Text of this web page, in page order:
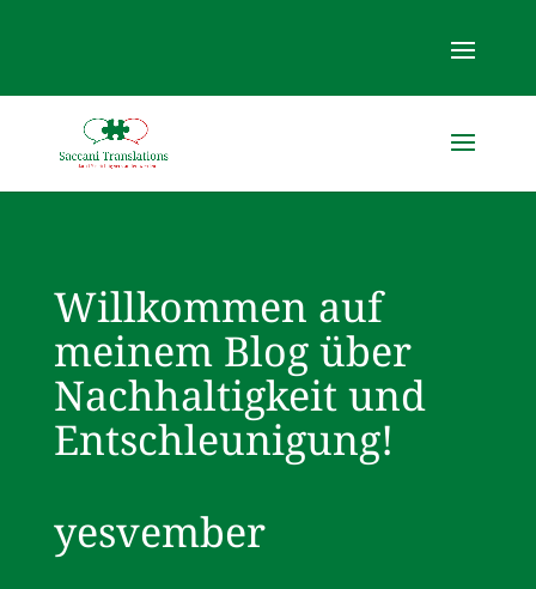
Willkommen auf
meinem Blog über
Nachhaltigkeit und
Entschleunigung!
yesvember